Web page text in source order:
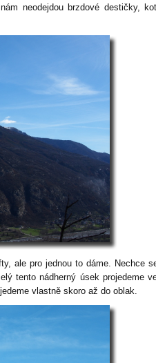
neodejdou brzdové destičky,
ale pro jednou to dáme. Nechce
tento nádherný úsek projedeme
vlastně skoro až do oblak.